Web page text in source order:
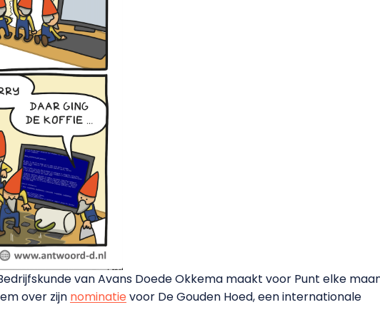
van Avans Doede Okkema maakt voor Punt elke
over zijn nominatievoor De Gouden Hoed, een internationale